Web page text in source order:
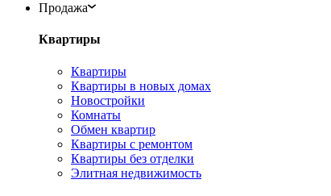
Продажа
Квартиры
Квартиры
Квартиры в новых домах
Новостройки
Комнаты
Обмен квартир
Квартиры с ремонтом
Квартиры без отделки
Элитная недвижимость